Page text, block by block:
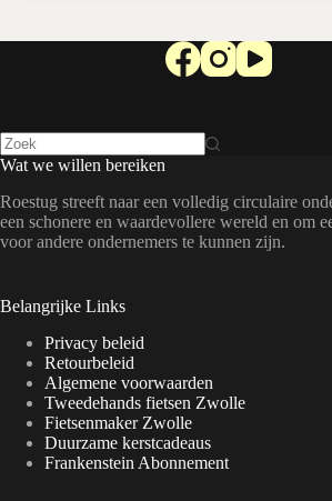
Wat we willen bereiken
Roestug streeft naar een volledig circulaire
een schonere en waardevollere wereld en om
voor andere ondernemers te kunnen zijn.
Belangrijke Links
Privacy beleid
Retourbeleid
Algemene voorwaarden
Tweedehands fietsen Zwolle
Fietsenmaker Zwolle
Duurzame kerstcadeaus
Frankenstein Abonnement